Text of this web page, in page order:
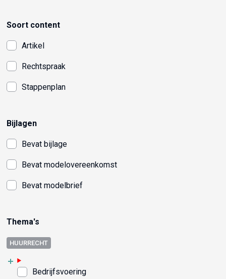
Soort content
Artikel
Rechtspraak
Stappenplan
Bijlagen
Bevat bijlage
Bevat modelovereenkomst
Bevat modelbrief
Thema's
HUURRECHT
Bedrijfsvoering